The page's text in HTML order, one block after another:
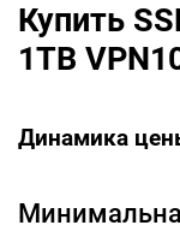
Купить
1TB
Динамика